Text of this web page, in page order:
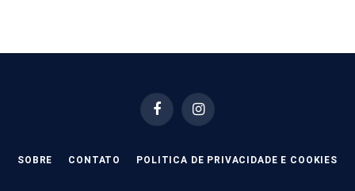
FacebookInstagram
SOBRE CONTATO POLITICA DE PRIVACIDADE E COOKIES